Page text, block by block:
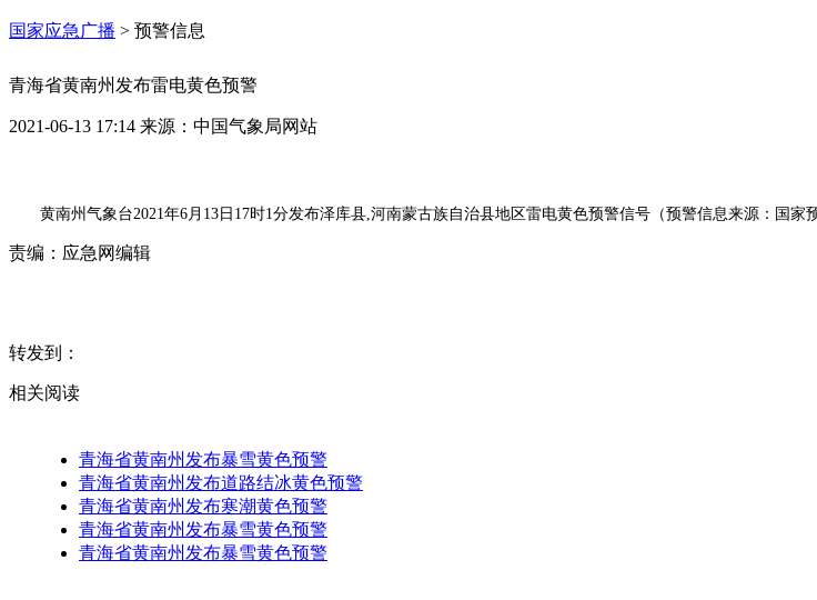
国家应急广播 > 预警信息
青海省黄南州发布雷电黄色预警
2021-06-13 17:14 来源： 中国气象局网站
黄南州气象台2021年6月13日17时1分发布泽库县,河南蒙古族自治县地区雷电黄色预警信号（预警信息来源：国家
责编： 应急网编辑
转发到：
相关阅读
青海省黄南州发布暴雪黄色预警
青海省黄南州发布道路结冰黄色预警
青海省黄南州发布寒潮黄色预警
青海省黄南州发布暴雪黄色预警
青海省黄南州发布暴雪黄色预警